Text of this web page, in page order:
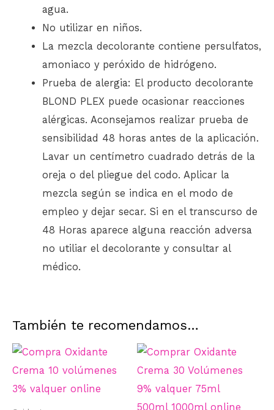
agua.
No utilizar en niños.
La mezcla decolorante contiene persulfatos,
amoniaco y peróxido de hidrógeno.
Prueba de alergia: El producto decolorante
BLOND PLEX puede ocasionar reacciones
alérgicas. Aconsejamos realizar prueba de
sensibilidad 48 horas antes de la aplicación.
Lavar un centímetro cuadrado detrás de la
oreja o del pliegue del codo. Aplicar la
mezcla según se indica en el modo de
empleo y dejar secar. Si en el transcurso de
48 Horas aparece alguna reacción adversa
no utiliar el decolorante y consultar al
médico.
También te recomendamos…